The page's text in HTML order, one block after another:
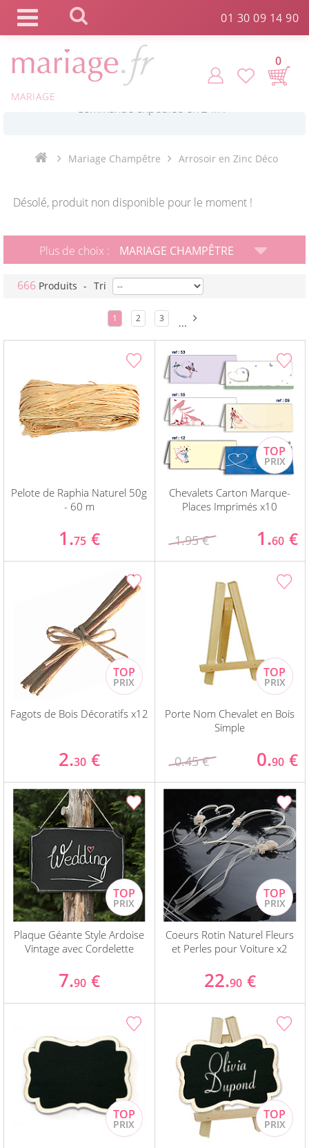
01 30 09 14 90
MARIAGE
0
Payez votre commande en 4X sans frais*
Mariage Champêtre Arrosoir en Zinc Déco
Désolé, produit non disponible pour le moment !
Plus de choix : MARIAGE CHAMPÊTRE
666 Produits - Tri
1 2 3 ...
Pelote de Raphia Naturel 50g
- 60 m
1.75 €
Chevalets Carton Marque-
Places Imprimés x10
1.95 € 1.60 €
Fagots de Bois Décoratifs x12
2.30 €
Porte Nom Chevalet en Bois
Simple
0.45 € 0.90 €
Plaque Géante Style Ardoise
Vintage avec Cordelette
7.90 €
Coeurs Rotin Naturel Fleurs
et Perles pour Voiture x2
22.90 €
Panneau de gestion des cookies